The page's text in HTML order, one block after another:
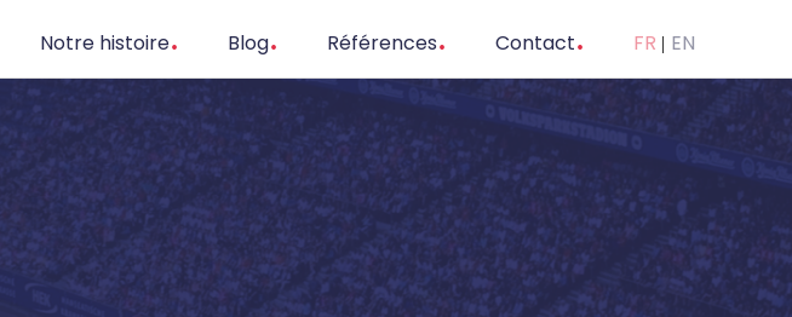
Notre histoire Blog Références Contact FR EN